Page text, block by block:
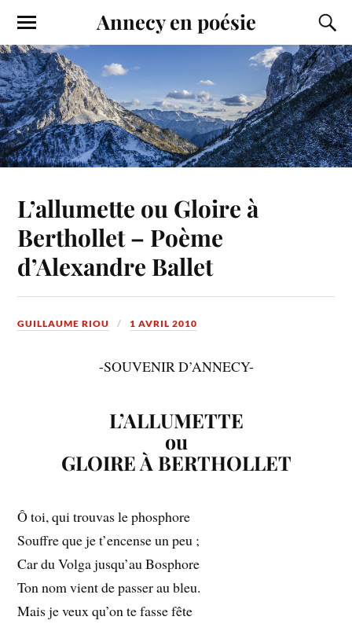
Annecy en poésie
L’allumette ou Gloire à
Berthollet – Poème
d’Alexandre Ballet
GUILLAUME RIOU 1 AVRIL 2010
-SOUVENIR D’ANNECY-
L’ALLUMETTE
ou
GLOIRE À BERTHOLLET
Ô toi, qui trouvas le phosphore
Souffre que je t’encense un peu ;
Car du Volga jusqu’au Bosphore
Ton nom vient de passer au bleu.
Mais je veux qu’on te fasse fête